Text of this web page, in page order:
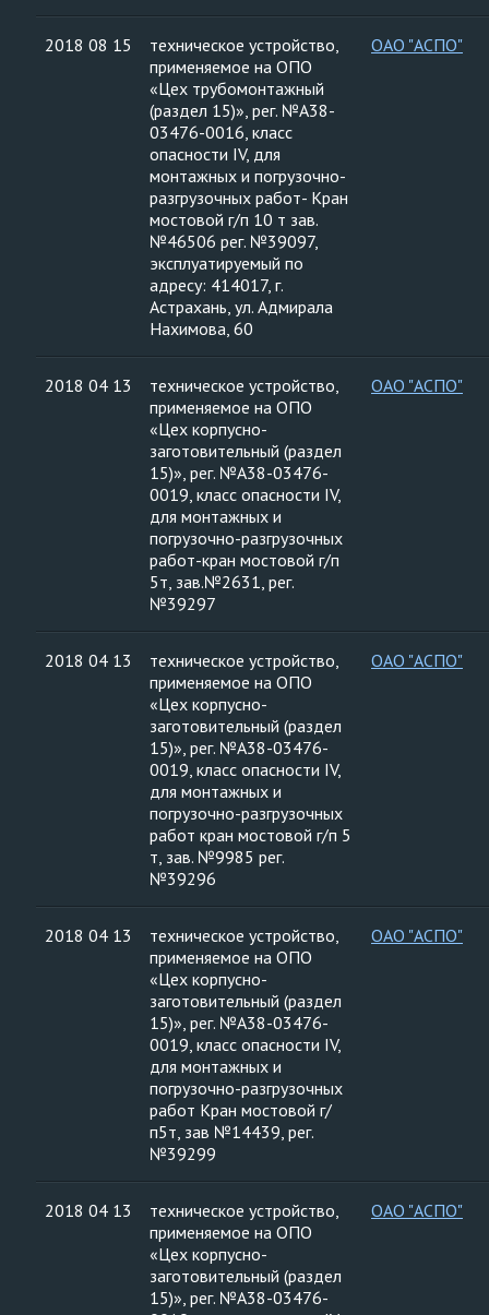
2018 08 15
техническое устройство,
применяемое на ОПО
«Цех трубомонтажный
(раздел 15)», рег. №А38-
03476-0016, класс
опасности IV, для
монтажных и погрузочно-
разгрузочных работ- Кран
мостовой г/п 10 т зав.
№46506 рег. №39097,
эксплуатируемый по
адресу: 414017, г.
Астрахань, ул. Адмирала
Нахимова, 60
ОАО "АСПО"
2018 04 13
техническое устройство,
применяемое на ОПО
«Цех корпусно-
заготовительный (раздел
15)», рег. №А38-03476-
0019, класс опасности IV,
для монтажных и
погрузочно-разгрузочных
работ-кран мостовой г/п
5т, зав.№2631, рег.
№39297
ОАО "АСПО"
2018 04 13
техническое устройство,
применяемое на ОПО
«Цех корпусно-
заготовительный (раздел
15)», рег. №А38-03476-
0019, класс опасности IV,
для монтажных и
погрузочно-разгрузочных
работ кран мостовой г/п 5
т, зав. №9985 рег.
№39296
ОАО "АСПО"
2018 04 13
техническое устройство,
применяемое на ОПО
«Цех корпусно-
заготовительный (раздел
15)», рег. №А38-03476-
0019, класс опасности IV,
для монтажных и
погрузочно-разгрузочных
работ Кран мостовой г/
п5т, зав №14439, рег.
№39299
ОАО "АСПО"
2018 04 13
техническое устройство,
применяемое на ОПО
«Цех корпусно-
заготовительный (раздел
15)», рег. №А38-03476-
ОАО "АСПО"